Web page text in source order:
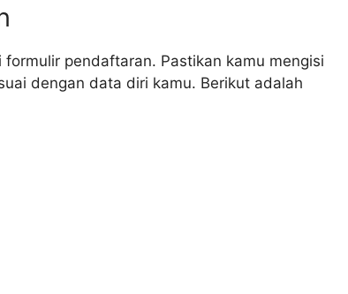
pendaftaran. Pastikan kamu mengisi
dengan data diri kamu. Berikut adalah